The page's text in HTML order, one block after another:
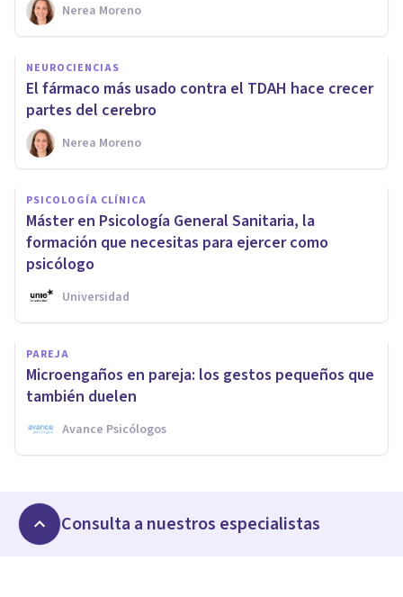
Nerea Moreno
NEUROCIENCIAS
El fármaco más usado contra el TDAH hace crecer
partes del cerebro
Nerea Moreno
PSICOLOGÍA CLÍNICA
Máster en Psicología General Sanitaria, la
formación que necesitas para ejercer como
psicólogo
Universidad
PAREJA
Microengaños en pareja: los gestos pequeños que
también duelen
Avance Psicólogos
Consulta a nuestros especialistas